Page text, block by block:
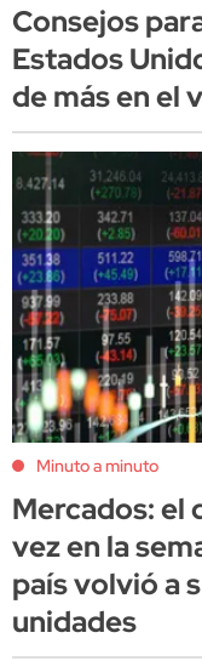
Consejos
Estados
de más en el
Minuto a minuto
Mercados: el
vez en la
país volvió a
unidades